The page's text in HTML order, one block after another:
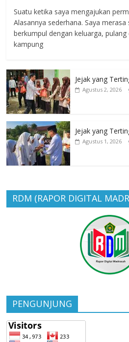
Suatu ketika saya mengajukan
Alasannya sederhana. Saya
berkumpul dengan keluarga,
kampung
Jejak yang
Agustus 2, 2026
Jejak yang
Agustus 1, 2026
RDM (RAPOR DIGITAL
PENGUNJUNG